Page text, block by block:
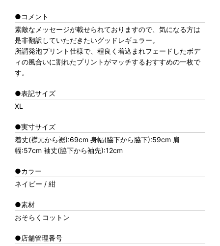
●コメント
素敵なメッセージが載せられておりますので、気になる方は
是非翻訳していただきたいグッドレギュラー。
所謂発泡プリント仕様で、程良く着込まれフェードしたボデ
ィの風合いに割れたプリントがマッチするおすすめの一枚で
す。
●表記サイズ
XL
●実寸サイズ
着丈(襟元から裾):69cm 身幅(脇下から脇下):59cm 肩
幅:57cm 袖丈(脇下から袖先):12cm
●カラー
ネイビー / 紺
●素材
おそらくコットン
●店舗管理番号